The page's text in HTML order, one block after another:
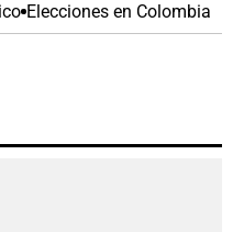
Elecciones en Colombia